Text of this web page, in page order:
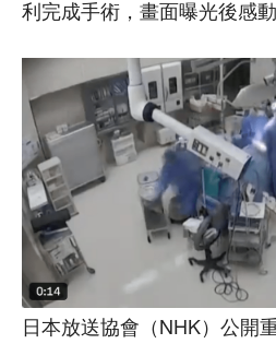
利完成手術，畫面曝光後感動
日本放送協會（NHK）公開